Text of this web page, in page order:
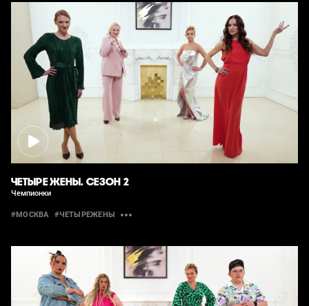
ЧЕТЫРЕ ЖЕНЫ. СЕЗОН 2
Чемпионки
#МОСКВА #ЧЕТЫРЕЖЕНЫ